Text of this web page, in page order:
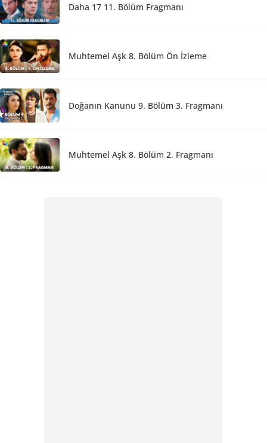
Daha 17 11. Bölüm Fragmanı
Muhtemel Aşk 8. Bölüm Ön İzleme
Doğanın Kanunu 9. Bölüm 3. Fragmanı
Muhtemel Aşk 8. Bölüm 2. Fragmanı